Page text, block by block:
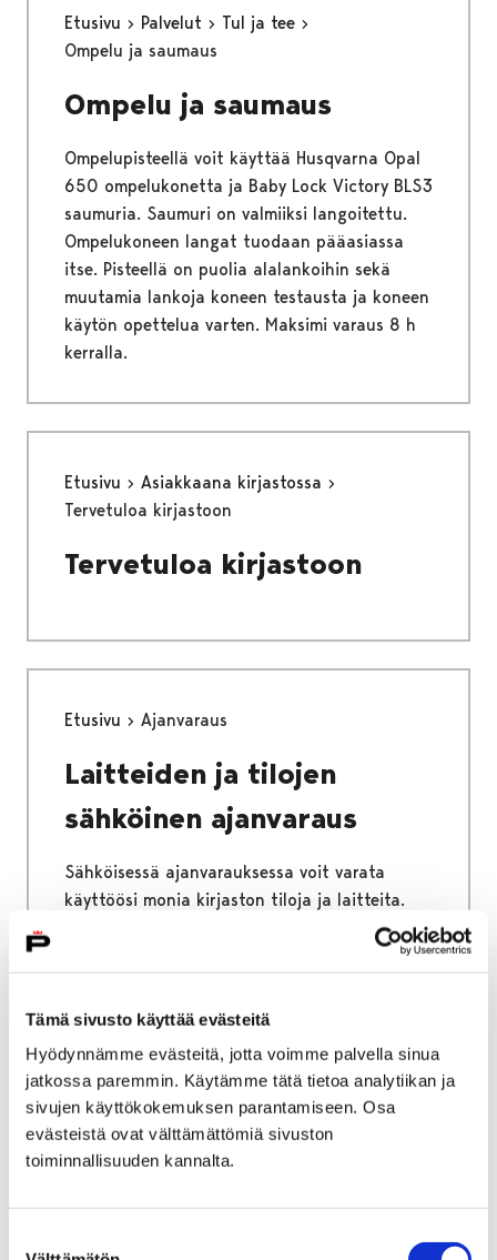
Tämä sivusto käyttää evästeitä
Hyödynnämme evästeitä, jotta voimme palvella sinua
jatkossa paremmin. Käytämme tätä tietoa analytiikan ja
sivujen käyttökokemuksen parantamiseen. Osa
evästeistä ovat välttämättömiä sivuston
toiminnallisuuden kannalta.
Etusivu Palvelut
Tul ja tee
Ompelu ja saumaus
Ompelu ja saumaus
Ompelupisteellä voit käyttää Husqvarna Opal
650 ompelukonetta ja Baby Lock Victory BLS3
saumuria. Saumuri on valmiiksi langoitettu.
Ompelukoneen langat tuodaan pääasiassa
itse. Pisteellä on puolia alalankoihin sekä
muutamia lankoja koneen testausta ja koneen
käytön opettelua varten. Maksimi varaus 8 h
kerralla.
Etusivu
Asiakkaana kirjastossa
Tervetuloa kirjastoon
Tervetuloa kirjastoon
Etusivu Ajanvaraus
Laitteiden ja tilojen
sähköinen ajanvaraus
Sähköisessä ajanvarauksessa voit varata
käyttöösi monia kirjaston tiloja ja laitteita.
Kaikki tilat ja laitteet eivät kuitenkaan ole
sähköisesti varattavissa. Lisätietoja laitteista
Etusivu Podcastit
Podcastit
käsitellään kulttuuria, kirjallisuutta, musiikkia